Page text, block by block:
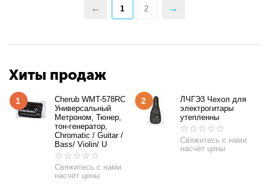
1 2
Хиты продаж
1
Cherub WMT-578RC
Универсальный
Метроном, Тюнер,
тон-генератор,
Chromatic / Guitar /
Bass/ Violin/ U
Свяжитесь с нами
насчёт цены
2
ЛЧГЭ3 Чехол для
электрогитары
утепленны
Свяжитесь с нами
насчёт цены